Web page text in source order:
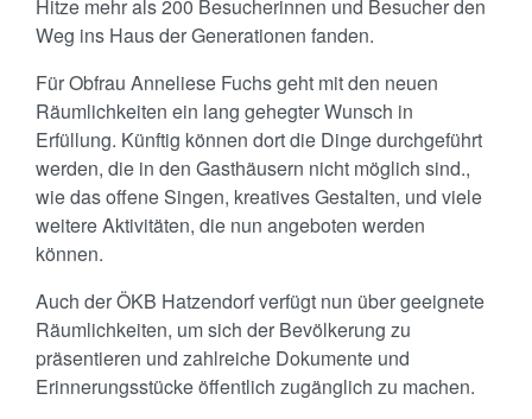
Hitze mehr als 200 Besucherinnen und Besucher den
Weg ins Haus der Generationen fanden.
Für Obfrau Anneliese Fuchs geht mit den neuen
Räumlichkeiten ein lang gehegter Wunsch in
Erfüllung. Künftig können dort die Dinge durchgeführt
werden, die in den Gasthäusern nicht möglich sind.,
wie das offene Singen, kreatives Gestalten, und viele
weitere Aktivitäten, die nun angeboten werden
können.
Auch der ÖKB Hatzendorf verfügt nun über geeignete
Räumlichkeiten, um sich der Bevölkerung zu
präsentieren und zahlreiche Dokumente und
Erinnerungsstücke öffentlich zugänglich zu machen.